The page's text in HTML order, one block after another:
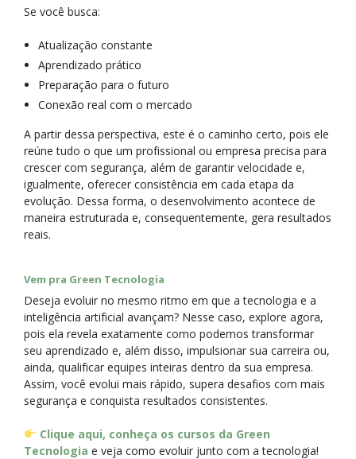
Se você busca:
Atualização constante
Aprendizado prático
Preparação para o futuro
Conexão real com o mercado
A partir dessa perspectiva, este é o caminho certo, pois ele
reúne tudo o que um profissional ou empresa precisa para
crescer com segurança, além de garantir velocidade e,
igualmente, oferecer consistência em cada etapa da
evolução. Dessa forma, o desenvolvimento acontece de
maneira estruturada e, consequentemente, gera resultados
reais.
Vem pra Green Tecnologia
Deseja evoluir no mesmo ritmo em que a tecnologia e a
inteligência artificial avançam? Nesse caso, explore agora,
pois ela revela exatamente como podemos transformar
seu aprendizado e, além disso, impulsionar sua carreira ou,
ainda, qualificar equipes inteiras dentro da sua empresa.
Assim, você evolui mais rápido, supera desafios com mais
segurança e conquista resultados consistentes.
Clique aqui, conheça os cursos da Green
Tecnologia e veja como evoluir junto com a tecnologia!